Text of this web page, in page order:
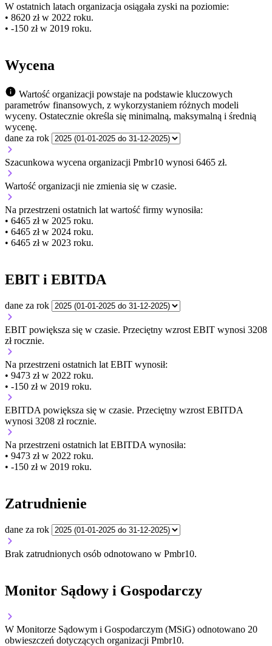
W ostatnich latach organizacja osiągała zyski na poziomie:
• 8620 zł w 2022 roku.
• -150 zł w 2019 roku.
Wycena
Wartość organizacji powstaje na podstawie kluczowych
parametrów finansowych, z wykorzystaniem różnych modeli
wyceny. Ostatecznie określa się minimalną, maksymalną i średnią
wycenę.
dane za rok
Szacunkowa wycena organizacji Pmbr10 wynosi 6465 zł.
Wartość organizacji nie zmienia się w czasie.
Na przestrzeni ostatnich lat wartość firmy wynosiła:
• 6465 zł w 2025 roku.
• 6465 zł w 2024 roku.
• 6465 zł w 2023 roku.
EBIT i EBITDA
dane za rok
EBIT powiększa się w czasie. Przeciętny wzrost EBIT wynosi 3208
zł rocznie.
Na przestrzeni ostatnich lat EBIT wynosił:
• 9473 zł w 2022 roku.
• -150 zł w 2019 roku.
EBITDA powiększa się w czasie. Przeciętny wzrost EBITDA
wynosi 3208 zł rocznie.
Na przestrzeni ostatnich lat EBITDA wynosiła:
• 9473 zł w 2022 roku.
• -150 zł w 2019 roku.
Zatrudnienie
dane za rok
Brak zatrudnionych osób odnotowano w Pmbr10.
Monitor Sądowy i Gospodarczy
W Monitorze Sądowym i Gospodarczym (MSiG) odnotowano 20
obwieszczeń dotyczących organizacji Pmbr10.